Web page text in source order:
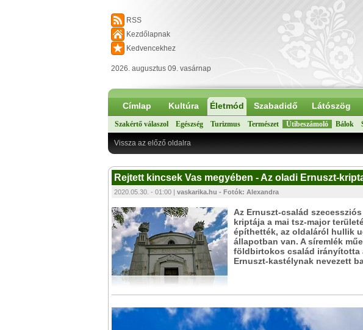
RSS
Kezdőlapnak
Kedvencekhez
2026. augusztus 09. vasárnap
Címlap Kultúra Életmód Szabadidő Látószög
Szakértő válaszol Egészség Turizmus Természet Útibeszámoló Bálok
Vissza az előző oldalra
Rejtett kincsek Vas megyében - Az oladi Ernuszt-
2020.05.30. - 01:00 | vaskarika.hu - Fotók: Alexandra
Az Ernuszt-család
kriptája a mai tsz-major
építhették, az oldaláról hullik
állapotban van. A síremlék
földbirtokos család irányította
Ernuszt-kastélynak nevezett